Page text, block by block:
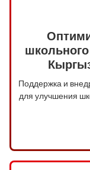
Поддержка и
для улучшения